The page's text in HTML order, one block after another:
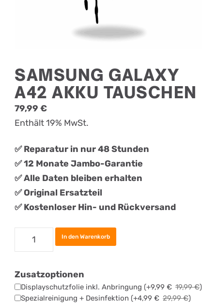
SAMSUNG GALAXY
A42 AKKU TAUSCHEN
79,99 €
Enthält 19% MwSt.
✅ Reparatur in nur 48 Stunden
✅ 12 Monate Jambo-Garantie
✅ Alle Daten bleiben erhalten
✅Original Ersatzteil
✅ Kostenloser Hin- und Rückversand
Samsung
Galaxy
Akku
Tauschen
In den Warenkorb
Zusatzoptionen
Displayschutzfolie inkl. Anbringung (+9,99 € 19,99€)
Spezialreinigung + Desinfektion (+4,99 € 29,99€)